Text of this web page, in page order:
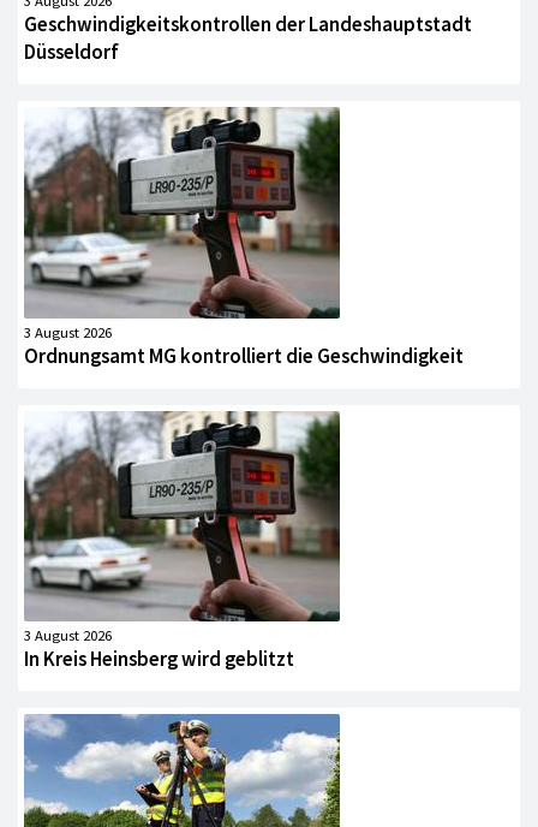
Geschwindigkeitskontrollen der Landeshauptstadt
Düsseldorf
3 August 2026
Ordnungsamt MG kontrolliert die Geschwindigkeit
3 August 2026
In Kreis Heinsberg wird geblitzt